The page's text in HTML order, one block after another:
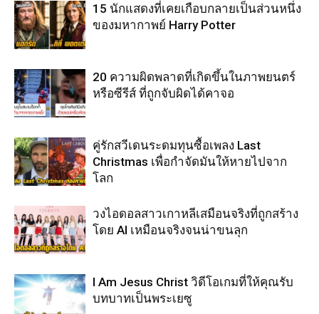
15 นักแสดงที่เคยเกือบกลายเป็นส่วนหนึ่ง
ของมหากาพย์ Harry Potter
20 ความผิดพลาดที่เกิดขึ้นในภาพยนตร์
หรือซีรีส์ ที่ถูกจับผิดได้คาจอ
คู่รักสวีเดนระดมทุนซื้อเพลง Last
Christmas เพื่อกำจัดมันให้หายไปจาก
โลก
วงไอดอลสาวเกาหลีเสมือนจริงที่ถูกสร้าง
โดย AI เหมือนจริงจนน่าขนลุก
I Am Jesus Christ วิดีโอเกมที่ให้คุณรับ
บทบาทเป็นพระเยซู